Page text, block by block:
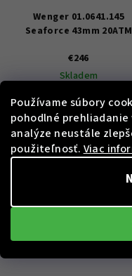
Používame súbory
pohodlné
analýze neustále
použiteľnosť. Viac
Wenger 01.0641.145
Seaforce 43mm 20ATM
€246
Skladem
Do košíka